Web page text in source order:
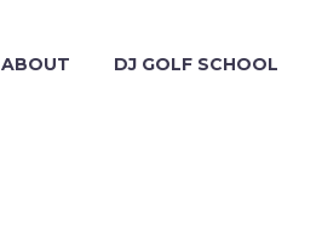
ABOUT DJ GOLF SCHOOL